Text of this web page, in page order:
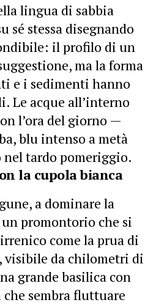
lingua di sabbia
sé stessa disegnando
il profilo di un
ma la forma
e i sedimenti hanno
Le acque all’interno
l’ora del giorno —
blu intenso a metà
tardo pomeriggio.
la cupola bianca
a dominare la
un promontorio che si
come la prua di
visibile da chilometri di
grande basilica con
sembra fluttuare